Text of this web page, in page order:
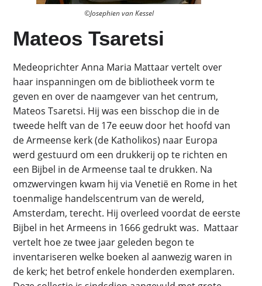
©Josephien van Kessel
Mateos Tsaretsi
Medeoprichter Anna Maria Mattaar vertelt over
haar inspanningen om de bibliotheek vorm te
geven en over de naamgever van het centrum,
Mateos Tsaretsi. Hij was een bisschop die in de
tweede helft van de 17e eeuw door het hoofd van
de Armeense kerk (de Katholikos) naar Europa
werd gestuurd om een drukkerij op te richten en
een Bijbel in de Armeense taal te drukken. Na
omzwervingen kwam hij via Venetië en Rome in het
toenmalige handelscentrum van de wereld,
Amsterdam, terecht. Hij overleed voordat de eerste
Bijbel in het Armeens in 1666 gedrukt was. Mattaar
vertelt hoe ze twee jaar geleden begon te
inventariseren welke boeken al aanwezig waren in
de kerk; het betrof enkele honderden exemplaren.